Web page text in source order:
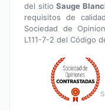
del sitioSauge
requisitos de
Sociedad de
L111-7-2 del Código